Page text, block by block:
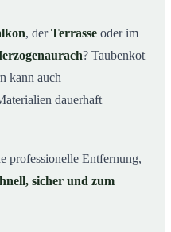
& Umgebung
Entfernung in
professionell
, derTerrasse oder im
? Taubenkot
kann auch
dauerhaft
professionelle Entfernung,
sicher und zum